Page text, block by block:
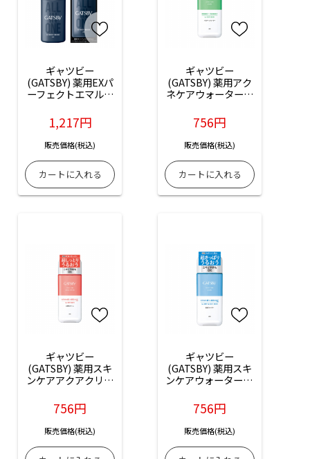
ギャツビー
(GATSBY) 薬用EXパ
ーフェクトエマルジ
1,217円
販売価格(税込)
ギャツビー
(GATSBY) 薬用アク
ネケアウォーター：
756円
販売価格(税込)
ギャツビー
(GATSBY) 薬用スキ
ンケアアクアクリー
756円
販売価格(税込)
ギャツビー
(GATSBY) 薬用スキ
ンケアウォーター ：
756円
販売価格(税込)